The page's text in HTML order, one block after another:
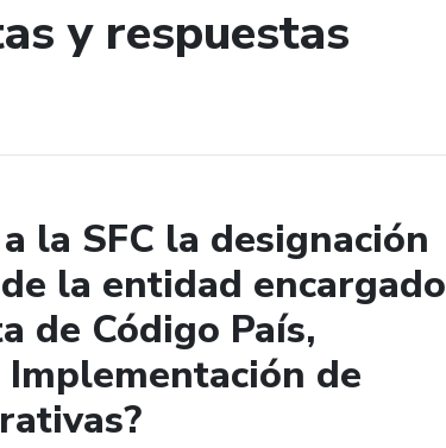
y respuestas
la SFC la designación
la entidad encargado
de Código País,
de